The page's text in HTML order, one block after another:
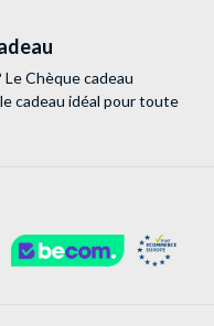
Chèque cadeau
cadeau idéal pour toute